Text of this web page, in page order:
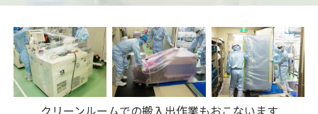
クリーンルームでの搬入出作業もおこないます